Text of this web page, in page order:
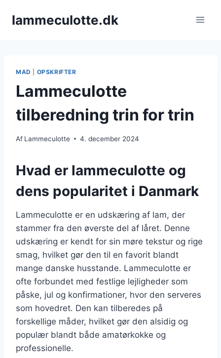
lammeculotte.dk
MAD OPSKRIFTER
Lammeculotte
tilberedning trin for trin
Af Lammeculotte 4. december 2024
Hvad er lammeculotte og
dens popularitet i Danmark
Lammeculotte er en udskæring af lam, der
stammer fra den øverste del af låret. Denne
udskæring er kendt for sin møre tekstur og rige
smag, hvilket gør den til en favorit blandt
mange danske husstande. Lammeculotte er
ofte forbundet med festlige lejligheder som
påske, jul og konfirmationer, hvor den serveres
som hovedret. Den kan tilberedes på
forskellige måder, hvilket gør den alsidig og
populær blandt både amatørkokke og
professionelle.